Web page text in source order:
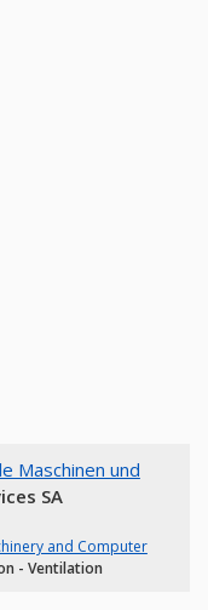
Maschinen und
SA
and Computer
- Ventilation